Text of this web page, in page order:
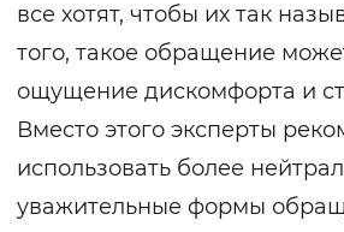
все хотят, чтобы их так
того, такое обращение
ощущение дискомфорта и
Вместо этого эксперты
использовать более
уважительные формы